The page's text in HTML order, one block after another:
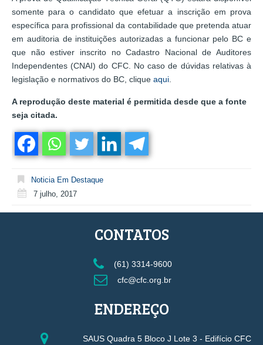
somente para o candidato que efetuar a inscrição em prova
específica para profissional da contabilidade que pretenda atuar
em auditoria de instituições autorizadas a funcionar pelo BC e
que não estiver inscrito no Cadastro Nacional de Auditores
Independentes (CNAI) do CFC. No caso de dúvidas relativas à
legislação e normativos do BC, clique aqui
A reprodução deste material é permitida desde que a fonte
seja citada.
Noticia Em Destaque
7 julho, 2017
CONTATOS
(61) 3314-9600
cfc@cfc.org.br
ENDEREÇO
SAUS Quadra 5 Bloco J Lote 3 - Edifício CFC